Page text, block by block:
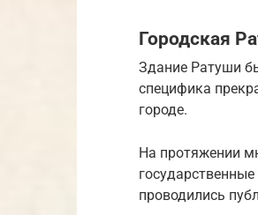
Городская
Здание Ратуши
специфика
городе.
На протяжении
проводились